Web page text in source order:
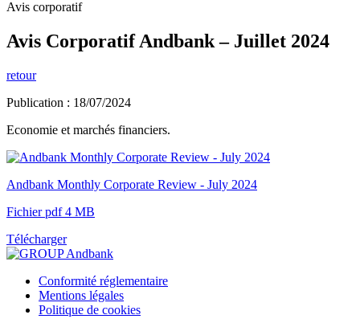
Avis corporatif
Avis Corporatif Andbank – Juillet 2024
retour
Publication : 18/07/2024
Economie et marchés financiers.
Andbank Monthly Corporate Review - July 2024
Fichier pdf 4 MB
Télécharger
Conformité réglementaire
Mentions légales
Politique de cookies